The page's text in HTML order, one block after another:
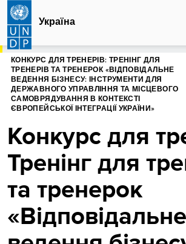
Перейти
основного
вмісту
Україна
ГОЛОВНА
КОНКУРС ДЛЯ ТРЕНЕРІВ: ТРЕНІНГ ДЛЯ
ТРЕНЕРІВ ТА ТРЕНЕРОК «ВІДПОВІДАЛЬНЕ
ВЕДЕННЯ БІЗНЕСУ: ІНСТРУМЕНТИ ДЛЯ
ДЕРЖАВНОГО УПРАВЛІННЯ ТА МІСЦЕВОГО
САМОВРЯДУВАННЯ В КОНТЕКСТІ
ЄВРОПЕЙСЬКОЇ ІНТЕГРАЦІЇ УКРАЇНИ»
Конкурс для
Тренінг для
та тренерок
«Відповідальне